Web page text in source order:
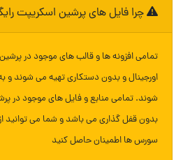
چرا فایل های پرشین اسکریپت
تمامی افزونه ها و قالب های موجود در
اورجینال و بدون دستکاری تهیه می شوند و
شوند. تمامی منابع و فایل های موجود در
بدون قفل گذاری می باشد و شما می توانید
سورس ها اطمینان حاصل کنید